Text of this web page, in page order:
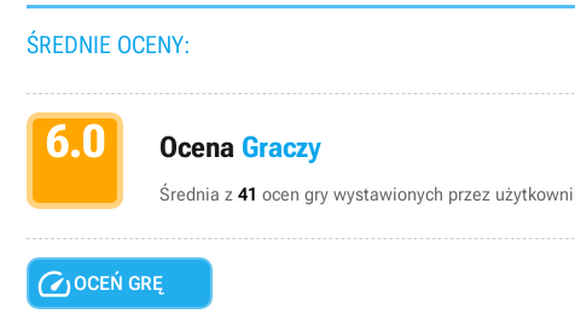
ŚREDNIE OCENY:
6.0 Ocena Graczy
Średnia z 41 ocen gry wystawionych przez
OCEŃ GRĘ